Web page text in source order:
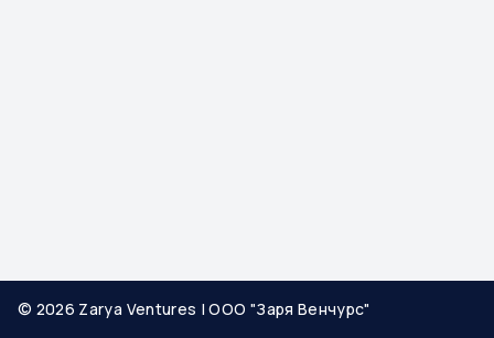
© 2026 Zarya Ventures | ООО "Заря Венчурс"